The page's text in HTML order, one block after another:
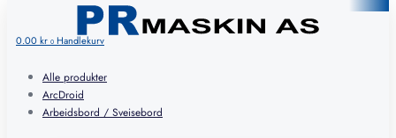
0.00kr 0 Handlekurv
Alle produkter
ArcDroid
Arbeidsbord / Sveisebord